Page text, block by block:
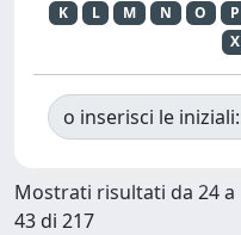
K
L M N O P
X
o inserisci le iniziali:
Mostrati risultati da 24 a
43 di 217